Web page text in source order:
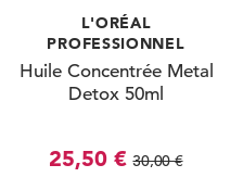
L'ORÉAL
PROFESSIONNEL
Huile Concentrée Metal
Detox 50ml
25,50 € 30,00 €